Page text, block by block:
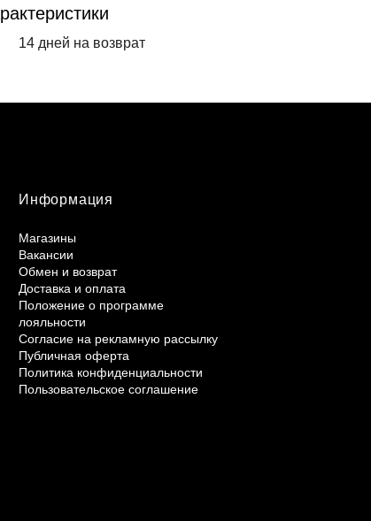
14 дней на возврат
Информация
Магазины
Вакансии
Обмен и возврат
Доставка и оплата
Положение о программе
лояльности
Согласие на рекламную рассылку
Публичная оферта
Политика конфиденциальности
Пользовательское соглашение